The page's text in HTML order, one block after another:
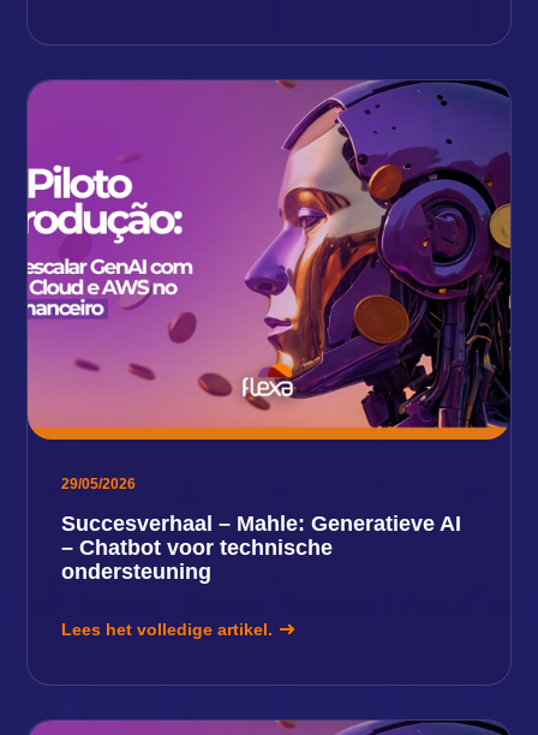
29/05/2026
Succesverhaal – Mahle: Generatieve AI
– Chatbot voor technische
ondersteuning
Lees het volledige artikel.